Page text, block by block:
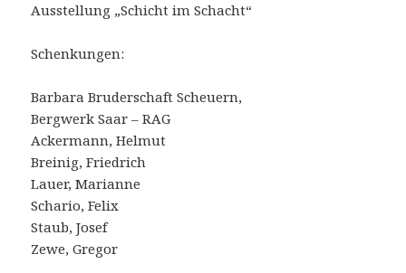
Ausstellung „Schicht im Schacht“
Schenkungen:
Barbara Bruderschaft Scheuern,
Bergwerk Saar – RAG
Ackermann, Helmut
Breinig, Friedrich
Lauer, Marianne
Schario, Felix
Staub, Josef
Zewe, Gregor